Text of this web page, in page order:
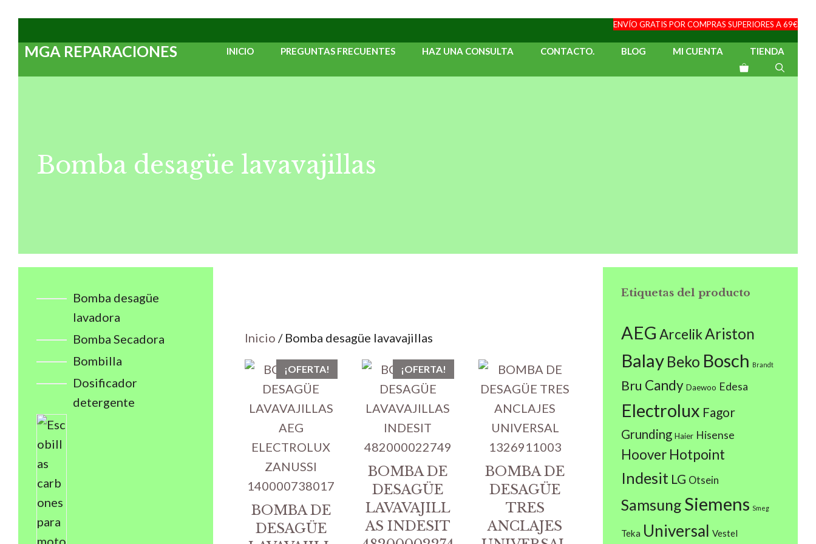
al
ENVÍO GRATIS POR COMPRAS SUPERIORES A 69€
MGA REPARACIONES INICIO PREGUNTAS FRECUENTES HAZ UNA CONSULTA CONTACTO. BLOG MI CUENTA TIENDA
Bomba desagüe lavavajillas
Inicio / Bomba desagüe lavavajillas
¡OFERTA!
BOMBA DE
DESAGÜE
¡OFERTA!
BOMBA DE
DESAGÜE
LAVAVAJILL
AS INDESIT
BOMBA DE
DESAGÜE
TRES
ANCLAJES
Bomba desagüe
lavadora
Bomba Secadora
Bombilla
Dosificador
detergente
Etiquetas del producto
AEG ArcelikAriston
Balay Beko Bosch Brandt
Bru Candy Daewoo Edesa
Electrolux Fagor
Grunding Haier Hisense
Hoover Hotpoint
Indesit LG Otsein
Samsung Siemens Smeg
Teka Universal Vestel